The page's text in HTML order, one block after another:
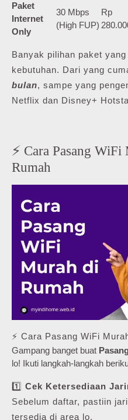
Paket
Internet
Only
30 Mbps
(High FUP)
Rp
Banyak pilihan paket
kebutuhan. Dari yang
bulan, sampe yang
Netflix dan Disney+
⚡ Cara Pasang
Rumah
⚡ Cara Pasang WiFi
Gampang banget buat
lo! Ikuti langkah-langkah
1️⃣ Cek Ketersediaan
Sebelum daftar, pastiin
tersedia di area lo.